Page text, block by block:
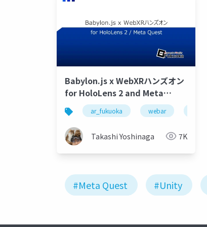
Babylon.js x WebXRハンズオン
for HoloLens 2 and Meta
Quest 1,2ar_fukuoka webar
Takashi Yoshinaga 7K
#Meta Quest #Unity